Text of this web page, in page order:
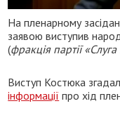
На пленарному
заявою виступив
(фракція партії
Виступ Костюка
інформації про хід